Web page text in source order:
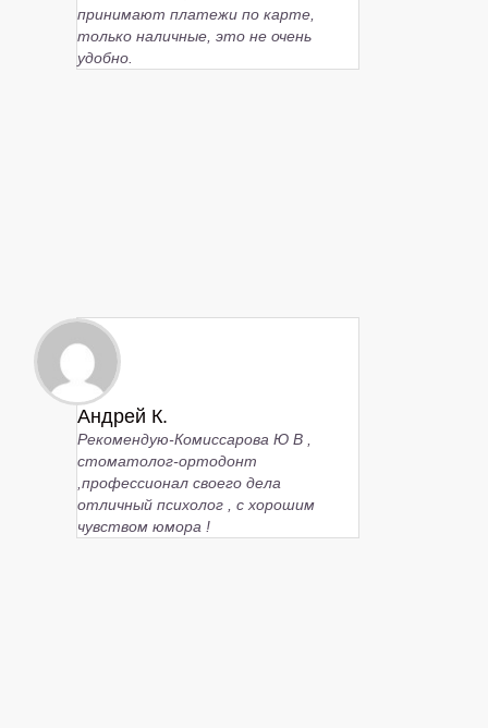
принимают платежи по карте,
только наличные, это не очень
удобно.
Андрей К.
Рекомендую-Комиссарова Ю В ,
стоматолог-ортодонт
,профессионал своего дела
отличный психолог , с хорошим
чувством юмора !